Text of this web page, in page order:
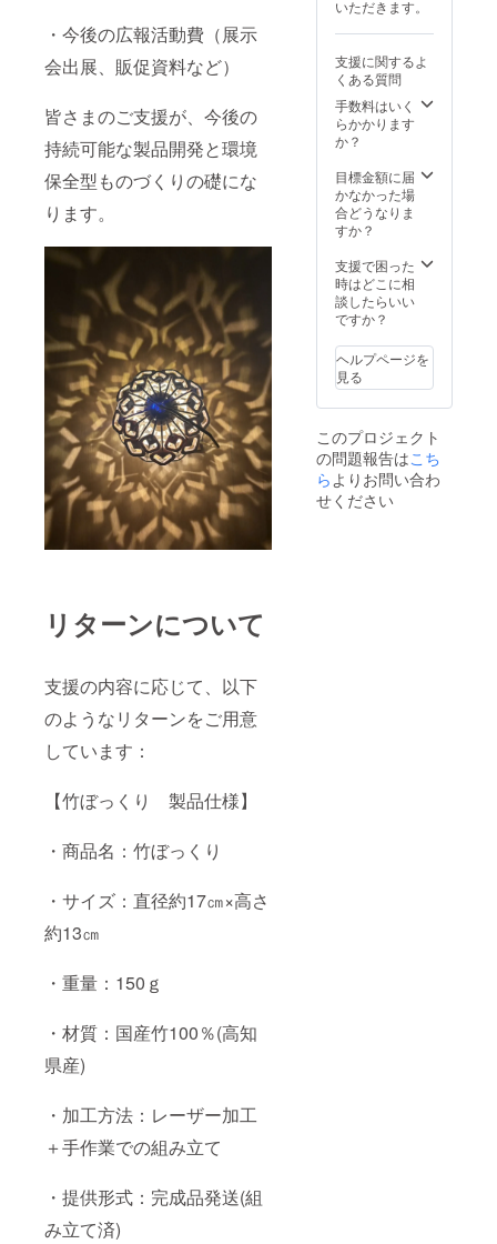
・今後の広報活動費（展示
会出展、販促資料など）
皆さまのご支援が、今後の
持続可能な製品開発と環境
保全型ものづくりの礎にな
ります。
リターンについて
支援の内容に応じて、以下
のようなリターンをご用意
しています：
【竹ぼっくり 製品仕様】
・商品名：竹ぼっくり
・サイズ：直径約17㎝×高さ
約13㎝
・重量：150ｇ
・材質：国産竹100％(高知
県産)
・加工方法：レーザー加工
＋手作業での組み立て
・提供形式：完成品発送(組
み立て済)
す。 ※
落とし
たりぶ
つけた
りする
と割れ
るリス
のでお
取扱い
にご注
たしま
す。
す。 ※
落とし
たりぶ
つけた
りする
と割れ
るリス
のでお
取扱い
にご注
たしま
す。
より購
入し同
しま
す。万
が一の
初期不
造元の
サポー
トへ直
さい。
※スタン
ドは
「iron.
.factory
」製の
アン
ティー
鍮製ス
タンド
です。
台座は
赤松を
約20㎝×
高さ約
量：150
ｇ 材
質：国
産竹集
成材
県産）
加工方
法：
レー
工＋手
作業に
よる組
立 対応
Goal
Zero
Micro
Flash
計 提供
形式：
完成品
※本体
（Goal
いただきます。
支援に関するよ
くある質問
手数料はいく
らかかります
か？
目標金額に届
かなかった場
合どうなりま
すか？
支援で困った
時はどこに相
談したらいい
ですか？
ヘルプページを
見る
このプロジェクト
の問題報告はこち
ら よりお問い合わ
せください